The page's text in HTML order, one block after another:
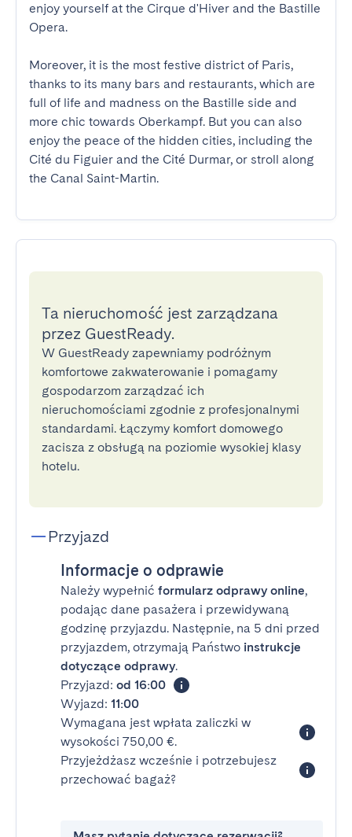
enjoy yourself at the Cirque d'Hiver and the Bastille
Opera.
Moreover, it is the most festive district of Paris,
thanks to its many bars and restaurants, which are
full of life and madness on the Bastille side and
more chic towards Oberkampf. But you can also
enjoy the peace of the hidden cities, including the
Cité du Figuier and the Cité Durmar, or stroll along
the Canal Saint-Martin.
Ta nieruchomość jest zarządzana
przez GuestReady.
W GuestReady zapewniamy podróżnym
komfortowe zakwaterowanie i pomagamy
gospodarzom zarządzać ich
nieruchomościami zgodnie z profesjonalnymi
standardami. Łączymy komfort domowego
zacisza z obsługą na poziomie wysokiej klasy
hotelu.
Przyjazd
Informacje o odprawie
Należy wypełnić formularz odprawy online,
podając dane pasażera i przewidywaną
godzinę przyjazdu. Następnie, na 5 dni przed
przyjazdem, otrzymają Państwo instrukcje
dotyczące odprawy.
Przyjazd: od 16:00
Wyjazd: 11:00
Wymagana jest wpłata zaliczki w
wysokości 750,00 €.
Przyjeżdżasz wcześnie i potrzebujesz
przechować bagaż?